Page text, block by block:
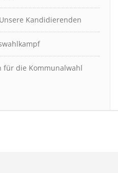
Kandidierenden
für die Kommunalwahl